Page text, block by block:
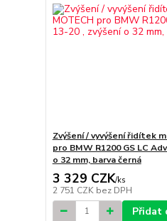
Zvýšení / vyvýšení řidítek
pro BMW R1200 GS LC
o 32 mm, barva černá
3 329 CZK/ks
2 751 CZK bez DPH
Přidat